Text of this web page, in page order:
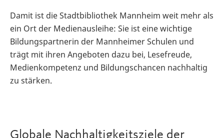
Damit ist die Stadtbibliothek Mannheim weit mehr als
ein Ort der Medienausleihe: Sie ist eine wichtige
Bildungspartnerin der Mannheimer Schulen und
trägt mit ihren Angeboten dazu bei, Lesefreude,
Medienkompetenz und Bildungschancen nachhaltig
zu stärken.
Globale Nachhaltigkeitsziele der